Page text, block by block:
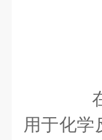
在
用于化学